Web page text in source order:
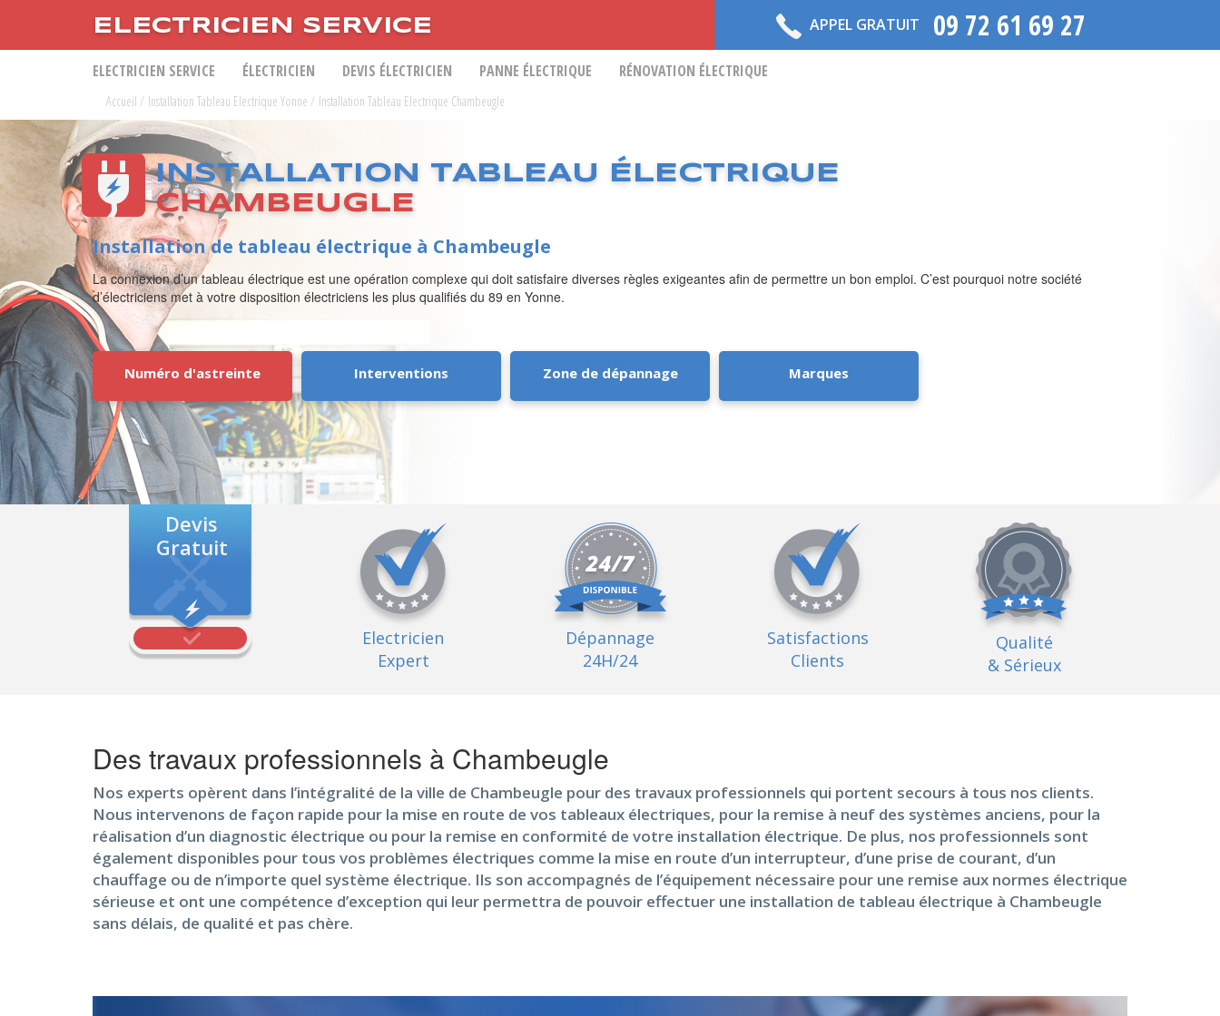
ELECTRICIEN SERVICE APPEL GRATUIT 09 72 61 69 27
ELECTRICIEN SERVICE ÉLECTRICIEN DEVIS ÉLECTRICIEN PANNE ÉLECTRIQUE RÉNOVATION ÉLECTRIQUE
Accueil / Installation Tableau Electrique Yonne / Installation Tableau Electrique Chambeugle
INSTALLATION TABLEAU ÉLECTRIQUE
CHAMBEUGLE
Installation de tableau électrique à Chambeugle
La connexion d’un tableau électrique est une opération complexe qui doit satisfaire diverses règles exigeantes afin de permettre un bon emploi. C’est pourquoi notre société
d’électriciens met à votre disposition électriciens les plus qualifiés du 89 en Yonne.
Numéro d'astreinte Interventions Zone de dépannage Marques
Devis
Gratuit
Electricien
Expert
Dépannage
24H/24
Satisfactions
Clients
Qualité
& Sérieux
Des travaux professionnels à Chambeugle
Nos experts opèrent dans l’intégralité de la ville de Chambeugle pour des travaux professionnels qui portent secours à tous nos clients.
Nous intervenons de façon rapide pour la mise en route de vos tableaux électriques, pour la remise à neuf des systèmes anciens, pour la
réalisation d’un diagnostic électrique ou pour la remise en conformité de votre installation électrique. De plus, nos professionnels sont
également disponibles pour tous vos problèmes électriques comme la mise en route d’un interrupteur, d’une prise de courant, d’un
chauffage ou de n’importe quel système électrique. Ils son accompagnés de l’équipement nécessaire pour une remise aux normes électrique
sérieuse et ont une compétence d’exception qui leur permettra de pouvoir effectuer une installation de tableau électrique à Chambeugle
sans délais, de qualité et pas chère.